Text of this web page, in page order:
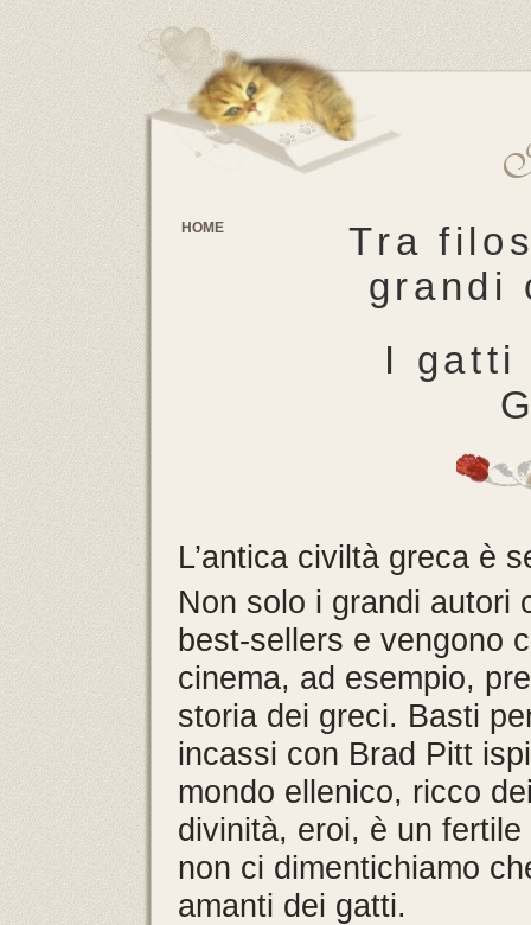
HOME
Tra
grandi
I gatti
L’antica civiltà greca è
Non solo i grandi autori
best-sellers e vengono
cinema, ad esempio,
storia dei greci. Basti
incassi con Brad Pitt
mondo ellenico, ricco
divinità, eroi, è un
non ci dimentichiamo
amanti dei gatti.